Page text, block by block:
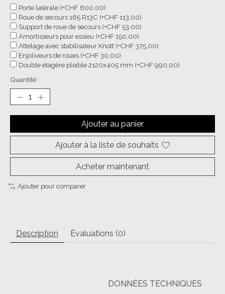
Porte latérale (+CHF 600,00)
Roue de secours 165 R13C (+CHF 113,00)
Support de roue de secours (+CHF 53,00)
Amortisseurs pour essieu (+CHF 150,00)
Attelage avec stabilisateur Knott (+CHF 375,00)
Enjoliveurs de roues (+CHF 30,00)
Double étagère pliable 2120x405 mm (+CHF 990,00)
Quantité :
Ajouter au panier
Ajouter à la liste de souhaits
Acheter maintenant
Ajouter pour comparer
Description Évaluations (0)
DONNÉES TECHNIQUES